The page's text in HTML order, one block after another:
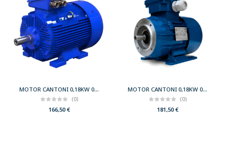
MOTOR CANTONI 0,18KW 0,25CV 1000 B3 T71 230/400 IE2
(0)
166,50€
MOTOR CANTONI 0,18KW 0,25CV 1000 B34 T71 230/400 IE2
(0)
181,50€